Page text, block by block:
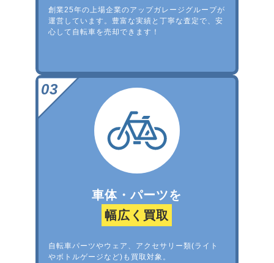
創業25年の上場企業のアップガレージグループが
運営しています。豊富な実績と丁寧な査定で、安
心して自転車を売却できます！
車体・パーツを
幅広く買取
自転車パーツやウェア、アクセサリー類(ライト
やボトルゲージなど)も買取対象。